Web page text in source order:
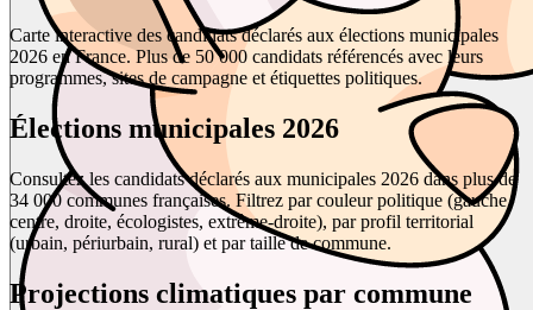
Carte interactive des candidats déclarés aux élections municipales
2026 en France. Plus de 50 000 candidats référencés avec leurs
programmes, sites de campagne et étiquettes politiques.
Élections municipales 2026
Consultez les candidats déclarés aux municipales 2026 dans plus de
34 000 communes françaises. Filtrez par couleur politique (gauche,
centre, droite, écologistes, extrême-droite), par profil territorial
(urbain, périurbain, rural) et par taille de commune.
Projections climatiques par commune